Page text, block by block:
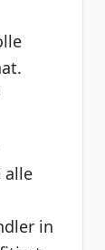
alle
in